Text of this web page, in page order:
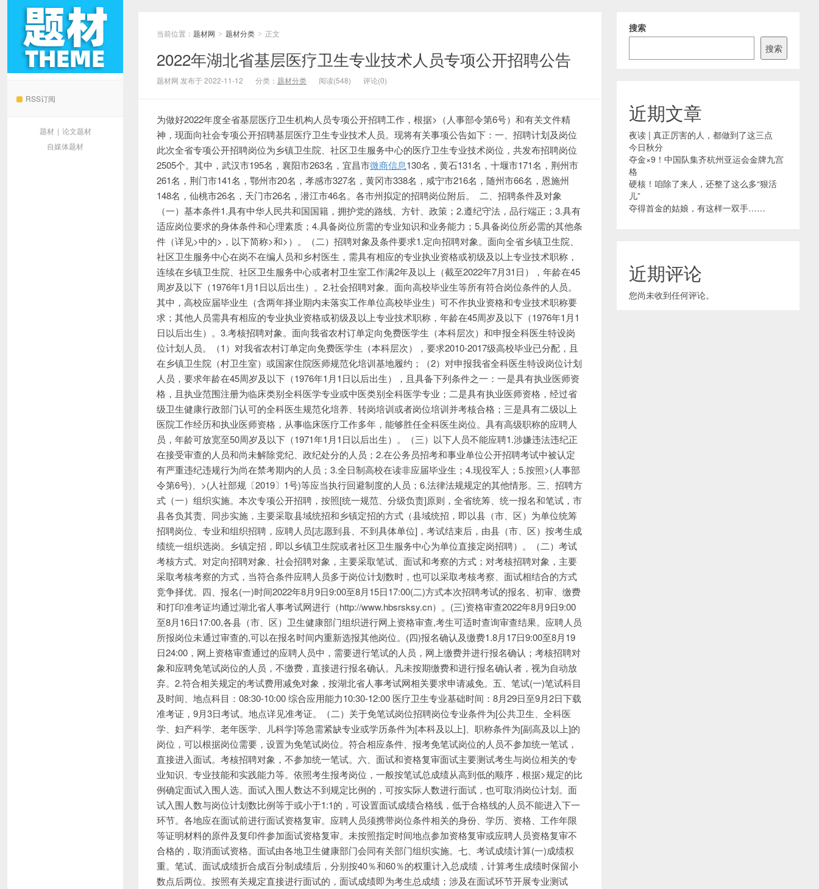
RSS订阅
题材 | 论文题材
自媒体题材
当前位置： 题材网 > 题材分类 > 正文
2022年湖北省基层医疗卫生专业技术人员专项公开招聘公告
题材网 发布于 2022-11-12 分类： 题材分类 阅读(548) 评论(0)
为做好2022年度全省基层医疗卫生机构人员专项公开招聘工作，根据>（人事部令第6号）和有关文件精
神，现面向社会专项公开招聘基层医疗卫生专业技术人员。现将有关事项公告如下：一、招聘计划及岗位
此次全省专项公开招聘岗位为乡镇卫生院、社区卫生服务中心的医疗卫生专业技术岗位，共发布招聘岗位
2505个。其中，武汉市195名，襄阳市263名，宜昌市微商信息130名，黄石131名，十堰市171名，荆州市
261名，荆门市141名，鄂州市20名，孝感市327名，黄冈市338名，咸宁市216名，随州市66名，恩施州
148名，仙桃市26名，天门市26名，潜江市46名。各市州拟定的招聘岗位附后。 二、招聘条件及对象
（一）基本条件1.具有中华人民共和国国籍，拥护党的路线、方针、政策；2.遵纪守法，品行端正；3.具有
适应岗位要求的身体条件和心理素质；4.具备岗位所需的专业知识和业务能力；5.具备岗位所必需的其他条
件（详见>中的>，以下简称>和>）。（二）招聘对象及条件要求1.定向招聘对象。面向全省乡镇卫生院、
社区卫生服务中心在岗不在编人员和乡村医生，需具有相应的专业执业资格或初级及以上专业技术职称，
连续在乡镇卫生院、社区卫生服务中心或者村卫生室工作满2年及以上（截至2022年7月31日），年龄在45
周岁及以下（1976年1月1日以后出生）。2.社会招聘对象。面向高校毕业生等所有符合岗位条件的人员。
其中，高校应届毕业生（含两年择业期内未落实工作单位高校毕业生）可不作执业资格和专业技术职称要
求；其他人员需具有相应的专业执业资格或初级及以上专业技术职称，年龄在45周岁及以下（1976年1月1
日以后出生）。3.考核招聘对象。面向我省农村订单定向免费医学生（本科层次）和申报全科医生特设岗
位计划人员。（1）对我省农村订单定向免费医学生（本科层次），要求2010-2017级高校毕业已分配，且
在乡镇卫生院（村卫生室）或国家住院医师规范化培训基地履约；（2）对申报我省全科医生特设岗位计划
人员，要求年龄在45周岁及以下（1976年1月1日以后出生），且具备下列条件之一：一是具有执业医师资
格，且执业范围注册为临床类别全科医学专业或中医类别全科医学专业；二是具有执业医师资格，经过省
级卫生健康行政部门认可的全科医生规范化培养、转岗培训或者岗位培训并考核合格；三是具有二级以上
医院工作经历和执业医师资格，从事临床医疗工作多年，能够胜任全科医生岗位。具有高级职称的应聘人
员，年龄可放宽至50周岁及以下（1971年1月1日以后出生）。（三）以下人员不能应聘1.涉嫌违法违纪正
在接受审查的人员和尚未解除党纪、政纪处分的人员；2.在公务员招考和事业单位公开招聘考试中被认定
有严重违纪违规行为尚在禁考期内的人员；3.全日制高校在读非应届毕业生；4.现役军人；5.按照>(人事部
令第6号)、>(人社部规〔2019〕1号)等应当执行回避制度的人员；6.法律法规规定的其他情形。三、招聘方
式（一）组织实施。本次专项公开招聘，按照[统一规范、分级负责]原则，全省统筹、统一报名和笔试，市
县各负其责、同步实施，主要采取县域统招和乡镇定招的方式（县域统招，即以县（市、区）为单位统筹
招聘岗位、专业和组织招聘，应聘人员[志愿到县、不到具体单位]，考试结束后，由县（市、区）按考生成
绩统一组织选岗。乡镇定招，即以乡镇卫生院或者社区卫生服务中心为单位直接定岗招聘）。（二）考试
考核方式。对定向招聘对象、社会招聘对象，主要采取笔试、面试和考察的方式；对考核招聘对象，主要
采取考核考察的方式，当符合条件应聘人员多于岗位计划数时，也可以采取考核考察、面试相结合的方式
竞争择优。四、报名(一)时间2022年8月9日9:00至8月15日17:00(二)方式本次招聘考试的报名、初审、缴费
和打印准考证均通过湖北省人事考试网进行（http://www.hbsrsksy.cn）。(三)资格审查2022年8月9日9:00
至8月16日17:00,各县（市、区）卫生健康部门组织进行网上资格审查,考生可适时查询审查结果。应聘人员
所报岗位未通过审查的,可以在报名时间内重新选报其他岗位。(四)报名确认及缴费1.8月17日9:00至8月19
日24:00，网上资格审查通过的应聘人员中，需要进行笔试的人员，网上缴费并进行报名确认；考核招聘对
象和应聘免笔试岗位的人员，不缴费，直接进行报名确认。凡未按期缴费和进行报名确认者，视为自动放
弃。2.符合相关规定的考试费用减免对象，按湖北省人事考试网相关要求申请减免。五、笔试(一)笔试科目
及时间、地点科目：08:30-10:00 综合应用能力10:30-12:00 医疗卫生专业基础时间：8月29日至9月2日下载
准考证，9月3日考试。地点详见准考证。（二）关于免笔试岗位招聘岗位专业条件为[公共卫生、全科医
学、妇产科学、老年医学、儿科学]等急需紧缺专业或学历条件为[本科及以上]、职称条件为[副高及以上]的
岗位，可以根据岗位需要，设置为免笔试岗位。符合相应条件、报考免笔试岗位的人员不参加统一笔试，
直接进入面试。考核招聘对象，不参加统一笔试。六、面试和资格复审面试主要测试考生与岗位相关的专
业知识、专业技能和实践能力等。依照考生报考岗位，一般按笔试总成绩从高到低的顺序，根据>规定的比
例确定面试入围人选。面试入围人数达不到规定比例的，可按实际人数进行面试，也可取消岗位计划。面
试入围人数与岗位计划数比例等于或小于1:1的，可设置面试成绩合格线，低于合格线的人员不能进入下一
环节。各地应在面试前进行面试资格复审。应聘人员须携带岗位条件相关的身份、学历、资格、工作年限
等证明材料的原件及复印件参加面试资格复审。未按照指定时间地点参加资格复审或应聘人员资格复审不
合格的，取消面试资格。面试由各地卫生健康部门会同有关部门组织实施。七、考试成绩计算(一)成绩权
重。笔试、面试成绩折合成百分制成绩后，分别按40％和60％的权重计入总成绩，计算考生成绩时保留小
数点后两位。按照有关规定直接进行面试的，面试成绩即为考生总成绩；涉及在面试环节开展专业测试
搜索
搜索
近期文章
夜读 | 真正厉害的人，都做到了这三点
今日秋分
夺金×9！中国队集齐杭州亚运会金牌九宫
格
硬核！咱除了来人，还整了这么多“狠活
儿”
夺得首金的姑娘，有这样一双手……
近期评论
您尚未收到任何评论。